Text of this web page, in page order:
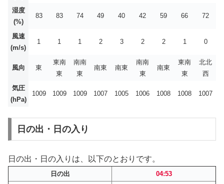
湿度
(%)
83 83 74 49 40 42 59 66 72
風速
(m/s)
1 1 1 2 3 2 2 1 0
風向 東
東南
東
南南
東
南東 南東
南南
東
南東
東南
東
北北
西
気圧
(hPa)
1009 1009 1009 1007 1005 1006 1008 1008 1007
日の出・日の入り
日の出・日の入りは、以下のとおりです。
日の出
04:53